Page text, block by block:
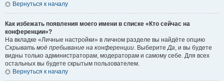
Вернуться к началу
Как избежать появления моего имени в списке «Кто сейчас на
конференции»?
На вкладке «Личные настройки» в личном разделе вы найдёте опцию
Скрывать моё пребывание на конференции. ВыберитеДа, и вы будете
видны только администраторам, модераторам и самому себе. Для всех
остальных вы будете скрытым пользователем.
Вернуться к началу